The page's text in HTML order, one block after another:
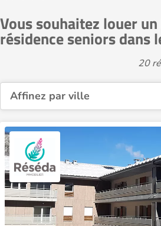
Vous souhaitez louer
résidence seniors dans
20
Affinez par ville